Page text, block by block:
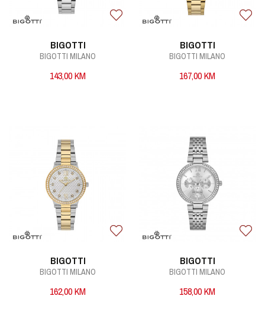
BIGOTTI
BIGOTTI MILANO
143,00KM
BIGOTTI
BIGOTTI MILANO
167,00KM
BIGOTTI
BIGOTTI MILANO
162,00KM
BIGOTTI
BIGOTTI MILANO
158,00KM